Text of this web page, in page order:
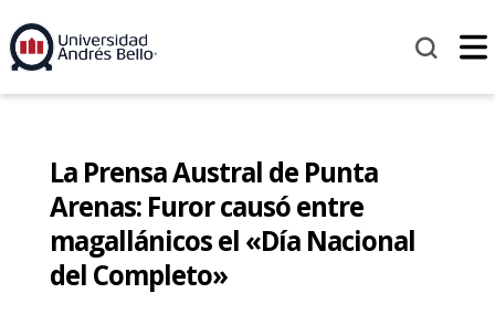
La Prensa Austral de Punta
Arenas: Furor causó entre
magallánicos el «Día Nacional
del Completo»